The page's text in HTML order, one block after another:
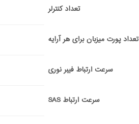
تعداد کنترلر
تعداد پورت میزبان برای هر آرایه
سرعت ارتباط فیبر نوری
سرعت ارتباط SAS